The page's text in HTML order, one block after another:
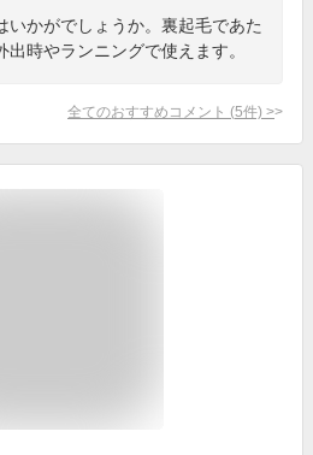
いかがでしょうか。裏起毛であた
時やランニングで使えます。
全てのおすすめコメント (5件) >